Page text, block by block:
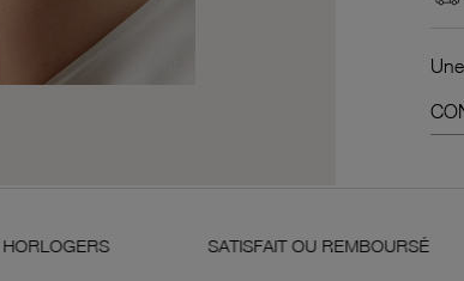
SATISFAIT OU REMBOURSÉ OR